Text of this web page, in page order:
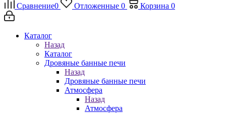
Сравнение0 Отложенные 0 Корзина 0
Каталог
Назад
Каталог
Дровяные банные печи
Назад
Дровяные банные печи
Атмосфера
Назад
Атмосфера